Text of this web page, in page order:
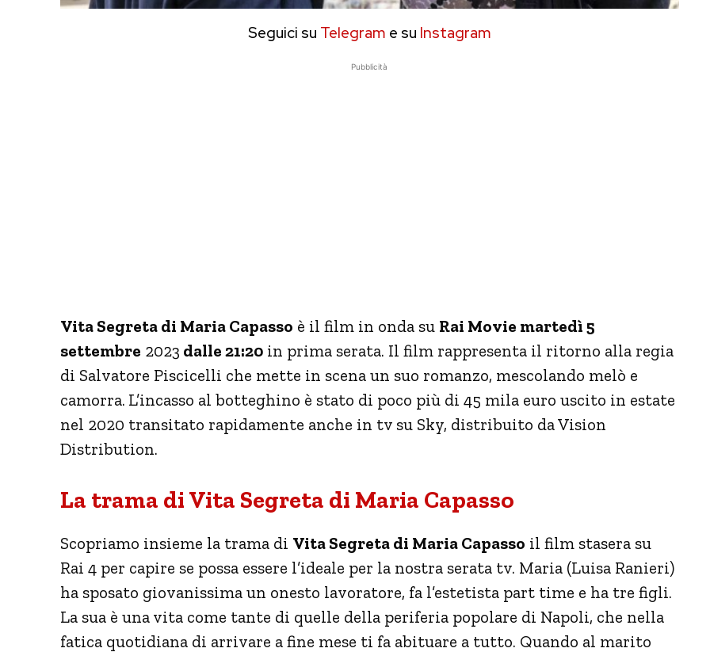
Seguici su Telegram e su Instagram
Pubblicità
Vita Segreta di Maria Capasso è il film in onda su Rai Movie martedì 5
settembre 2023 dalle 21:20 in prima serata. Il film rappresenta il ritorno alla regia
di Salvatore Piscicelli che mette in scena un suo romanzo, mescolando melò e
camorra. L’incasso al botteghino è stato di poco più di 45 mila euro uscito in estate
nel 2020 transitato rapidamente anche in tv su Sky, distribuito da Vision
Distribution.
La trama di Vita Segreta di Maria Capasso
Scopriamo insieme la trama di Vita Segreta di Maria Capasso il film stasera su
Rai 4 per capire se possa essere l’ideale per la nostra serata tv. Maria (Luisa Ranieri)
ha sposato giovanissima un onesto lavoratore, fa l’estetista part time e ha tre figli.
La sua è una vita come tante di quelle della periferia popolare di Napoli, che nella
fatica quotidiana di arrivare a fine mese ti fa abituare a tutto. Quando al marito